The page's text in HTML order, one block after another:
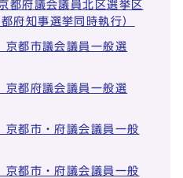
府議会議員北区選挙区
府知事選挙同時執行）
都市議会議員一般選
都府議会議員一般選
都市・府議会議員一般
都市・府議会議員一般